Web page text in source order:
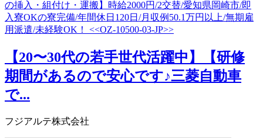
【20〜30代の若手世代活躍中】【研修
期間があるので安心です♪三菱自動車
で...
フジアルテ株式会社